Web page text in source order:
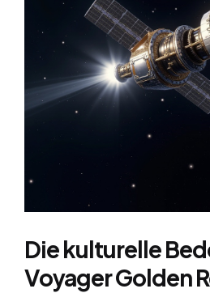
Die kulturelle
Voyager Golden